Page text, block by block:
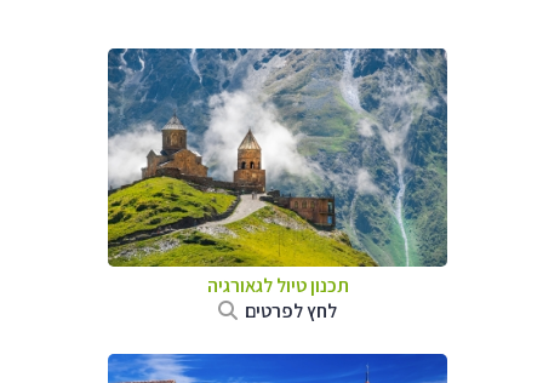
תכנון טיול לגאורגיה
לחץ לפרטים